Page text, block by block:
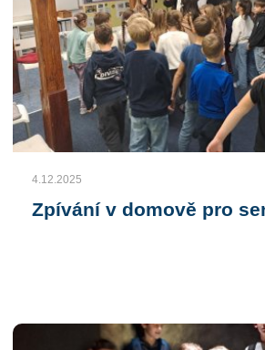
4.12.2025
Zpívání v domově pro